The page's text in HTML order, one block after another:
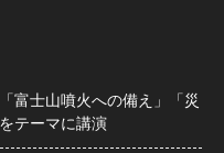
富士山噴火への備え」「災
テーマに講演